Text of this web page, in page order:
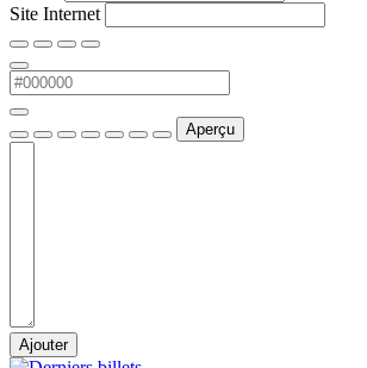
Site Internet
Aperçu
Ajouter